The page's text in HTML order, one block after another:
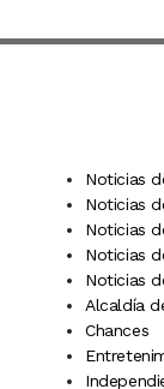
Noticias
Noticias
Noticias
Noticias
Noticias
Alcaldía
Chances